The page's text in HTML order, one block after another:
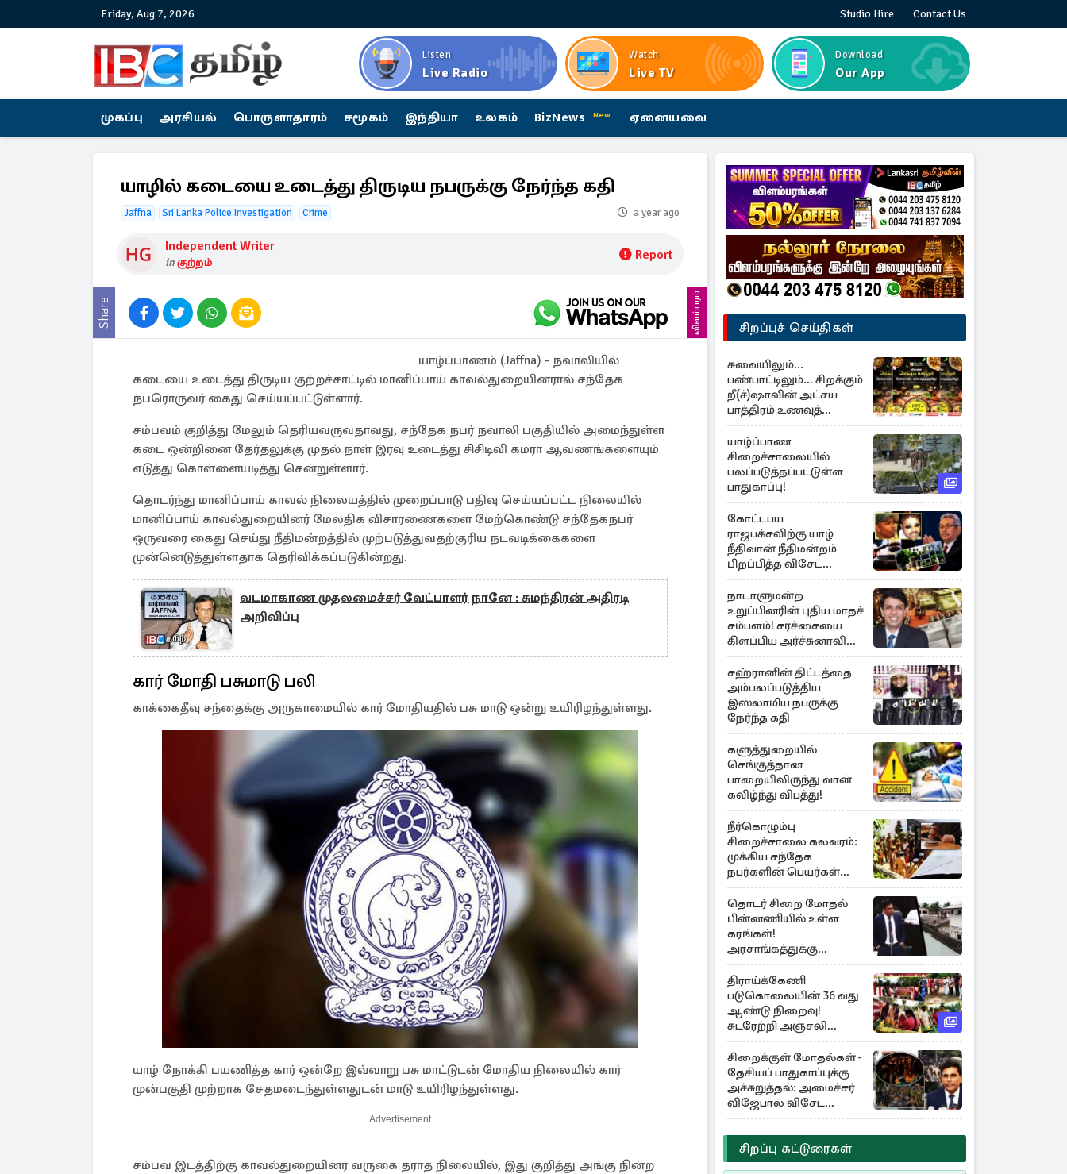
Friday, Aug 7, 2026 Studio Hire Contact Us
Listen
Live Radio
Watch
Live TV
Download
Our App
முகப்பு அரசியல் பொருளாதாரம் சமூகம் இந்தியா உலகம் BizNews New ஏனையவை
யாழில் கடையை உடைத்து திருடிய நபருக்கு நேர்ந்த கதி
Jaffna Sri Lanka Police Investigation Crime a year ago
Independent Writer
inகுற்றம் Report
Share விளம்பரம்
யாழ்ப்பாணம் (Jaffna) - நவாலியில்
கடையை உடைத்து திருடிய குற்றச்சாட்டில் மானிப்பாய் காவல்துறையினரால் சந்தேக
நபரொருவர் கைது செய்யப்பட்டுள்ளார்.
சம்பவம் குறித்து மேலும் தெரியவருவதாவது, சந்தேக நபர் நவாலி பகுதியில் அமைந்துள்ள
கடை ஒன்றினை தேர்தலுக்கு முதல் நாள் இரவு உடைத்து சிசிடிவி கமரா ஆவணங்களையும்
எடுத்து கொள்ளையடித்து சென்றுள்ளார்.
தொடர்ந்து மானிப்பாய் காவல் நிலையத்தில் முறைப்பாடு பதிவு செய்யப்பட்ட நிலையில்
மானிப்பாய் காவல்துறையினர் மேலதிக விசாரணைகளை மேற்கொண்டு சந்தேகநபர்
ஒருவரை கைது செய்து நீதிமன்றத்தில் முற்படுத்துவதற்குரிய நடவடிக்கைகளை
முன்னெடுத்துள்ளதாக தெரிவிக்கப்படுகின்றது.
வடமாகாண முதலமைச்சர் வேட்பாளர் நானே : சுமந்திரன் அதிரடி
அறிவிப்பு
கார் மோதி பசுமாடு பலி
காக்கைதீவு சந்தைக்கு அருகாமையில் கார் மோதியதில் பசு மாடு ஒன்று உயிரிழந்துள்ளது.
யாழ் நோக்கி பயணித்த கார் ஒன்றே இவ்வாறு பசு மாட்டுடன் மோதிய நிலையில் கார்
முன்பகுதி முற்றாக சேதமடைந்துள்ளதுடன் மாடு உயிரிழந்துள்ளது.
Advertisement
சம்பவ இடத்திற்கு காவல்துறையினர் வருகை தராத நிலையில், இது குறித்து அங்கு நின்ற
சிறப்புச் செய்திகள்
சுவையிலும்...
பண்பாட்டிலும்... சிறக்கும்
றீ(ச்)ஷாவின் அட்சய
பாத்திரம் உணவுத்
திருவிழா ஆரம்பம்
யாழ்ப்பாண
சிறைச்சாலையில்
பலப்படுத்தப்பட்டுள்ள
பாதுகாப்பு!
கோட்டபய
ராஜபக்சவிற்கு யாழ்
நீதிவான் நீதிமன்றம்
பிறப்பித்த விசேட
உத்தரவு!
நாடாளுமன்ற
உறுப்பினரின் புதிய மாதச்
சம்பளம்! சர்ச்சையை
கிளப்பிய அர்ச்சுனாவின்
அறிக்கை
சஹ்ரானின் திட்டத்தை
அம்பலப்படுத்திய
இஸ்லாமிய நபருக்கு
நேர்ந்த கதி
களுத்துறையில்
செங்குத்தான
பாறையிலிருந்து வான்
கவிழ்ந்து விபத்து!
நீர்கொழும்பு
சிறைச்சாலை கலவரம்:
முக்கிய சந்தேக
நபர்களின் பெயர்கள்
நீதிமன்றில் சமர்ப்பிப்பு!
தொடர் சிறை மோதல்
பின்னணியில் உள்ள
கரங்கள்!
அரசாங்கத்துக்கு
கிடைத்த புலனாய்வு
தகவல்
திராய்க்கேணி
படுகொலையின் 36 வது
ஆண்டு நிறைவு!
சுடரேற்றி அஞ்சலி
செலுத்திய மக்கள்
சிறைக்குள் மோதல்கள் -
தேசியப் பாதுகாப்புக்கு
அச்சுறுத்தல்: அமைச்சர்
விஜேபால விசேட
அறிவிப்பு
சிறப்பு கட்டுரைகள்